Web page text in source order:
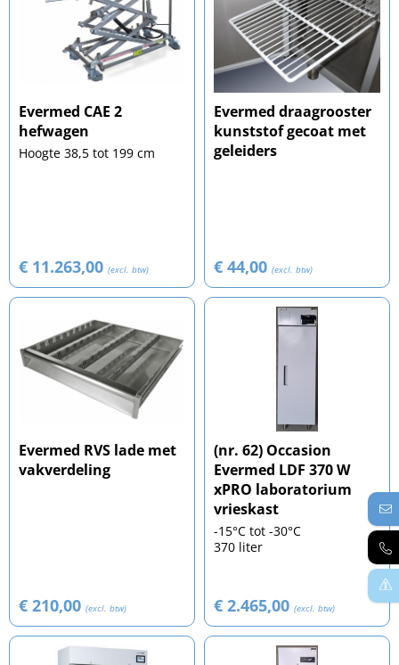
Evermed CAE 2
hefwagen
Hoogte 38,5 tot 199 cm
€ 11.263,00 (excl. btw)
Evermed draagrooster
kunststof gecoat met
geleiders
€ 44,00 (excl. btw)
Evermed RVS lade met
vakverdeling
€ 210,00 (excl. btw)
(nr. 62) Occasion
Evermed LDF 370 W
xPRO laboratorium
vrieskast
-15°C tot -30°C
370 liter
€ 2.465,00 (excl. btw)